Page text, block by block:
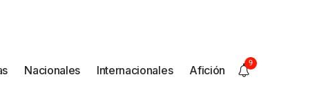
Nacionales Internacionales Afición
9